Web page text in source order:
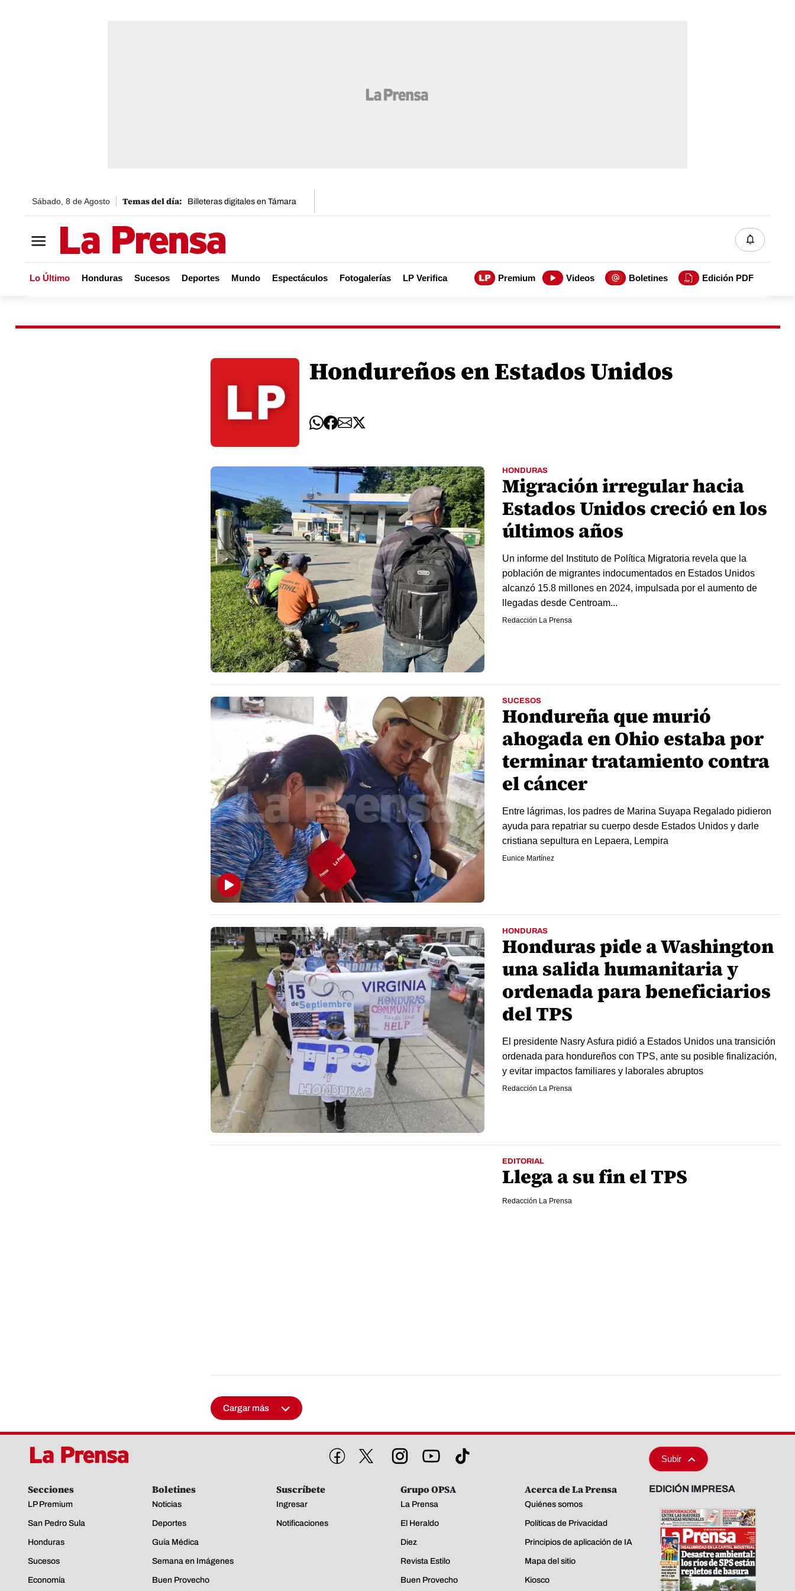
Sábado, 8 de Agosto Billeteras digitales en Támara
Lo Último Honduras Sucesos Deportes Mundo Espectáculos Fotogalerías LP Verifica Premium Videos Boletines Edición PDF
Hondureños en Estados Unidos
HONDURAS
Migración irregular hacia
Estados Unidos creció en los
últimos años
Un informe del Instituto de Política Migratoria revela que la
población de migrantes indocumentados en Estados Unidos
alcanzó 15.8 millones en 2024, impulsada por el aumento de
llegadas desde Centroam...
Redacción La Prensa
SUCESOS
Hondureña que murió
ahogada en Ohio estaba por
terminar tratamiento contra
el cáncer
Entre lágrimas, los padres de Marina Suyapa Regalado pidieron
ayuda para repatriar su cuerpo desde Estados Unidos y darle
cristiana sepultura en Lepaera, Lempira
Eunice Martínez
HONDURAS
Honduras pide a Washington
una salida humanitaria y
ordenada para beneficiarios
del TPS
El presidente Nasry Asfura pidió a Estados Unidos una transición
ordenada para hondureños con TPS, ante su posible finalización,
y evitar impactos familiares y laborales abruptos
Redacción La Prensa
EDITORIAL
Llega a su fin el TPS
Redacción La Prensa
Cargar más
Subir
Secciones
LP Premium
San Pedro Sula
Honduras
Sucesos
Economía
Boletines
Noticias
Deportes
Guía Médica
Semana en Imágenes
Buen Provecho
Suscríbete
Ingresar
Notificaciones
Grupo OPSA
La Prensa
El Heraldo
Diez
Revista Estilo
Buen Provecho
Acerca de La Prensa
Quiénes somos
Políticas de Privacidad
Principios de aplicación de IA
Mapa del sitio
Kiosco
EDICIÓN IMPRESA